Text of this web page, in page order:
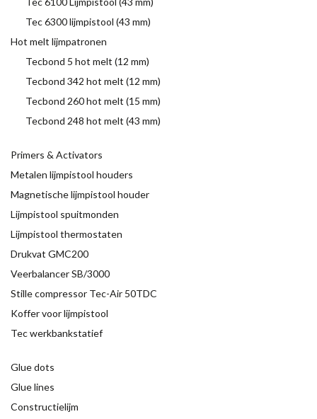
Tec 6300 lijmpistool (43 mm)
Hot melt lijmpatronen
Tecbond 5 hot melt (12 mm)
Tecbond 342 hot melt (12 mm)
Tecbond 260 hot melt (15 mm)
Tecbond 248 hot melt (43 mm)
Primers & Activators
Metalen lijmpistool houders
Magnetische lijmpistool houder
Lijmpistool spuitmonden
Lijmpistool thermostaten
Drukvat GMC200
Veerbalancer SB/3000
Stille compressor Tec-Air 50TDC
Koffer voor lijmpistool
Tec werkbankstatief
Glue dots
Glue lines
Constructielijm